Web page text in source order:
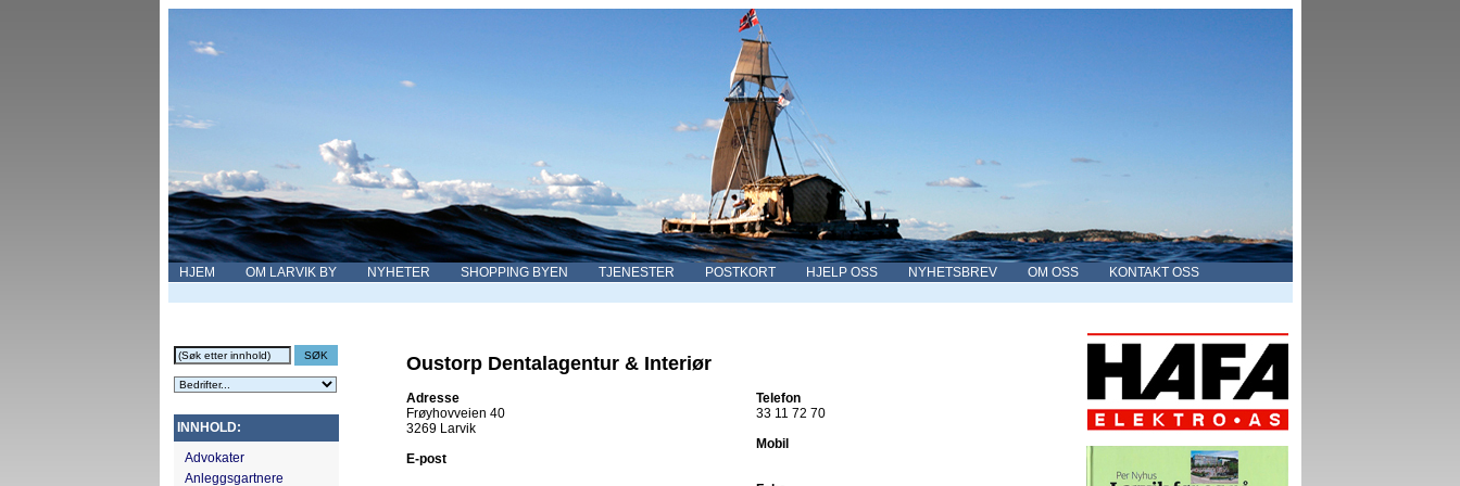
HJEM OM LARVIK BY NYHETER SHOPPING BYEN TJENESTER POSTKORT HJELP OSS NYHETSBREV OM OSS KONTAKT OSS
INNHOLD:
Advokater
Anleggsgartnere
Oustorp Dentalagentur & Interiør
Adresse
Frøyhovveien 40
3269 Larvik
E-post
Telefon
33 11 72 70
Mobil